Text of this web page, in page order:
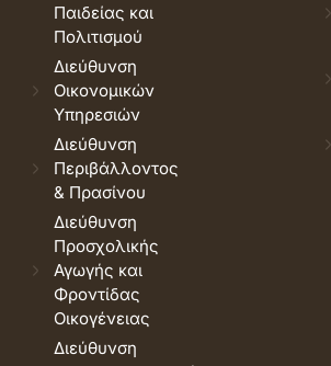
Παιδείας και
Πολιτισμού
Διεύθυνση
Οικονομικών
Υπηρεσιών
Διεύθυνση
Περιβάλλοντος
& Πρασίνου
Διεύθυνση
Προσχολικής
Αγωγής και
Φροντίδας
Οικογένειας
Διεύθυνση